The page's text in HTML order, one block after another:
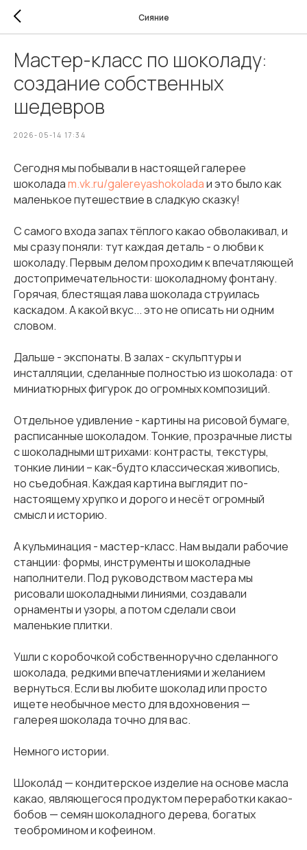
Сияние
Мастер-класс по шоколаду:
создание собственных
шедевров
2026-05-14 17:34
Сегодня мы побывали в настоящей галерее
шоколадаm.vk.ru/galereyashokoladaи это было как
маленькое путешествие в сладкую сказку!
С самого входа запах тёплого какао обволакивал, и
мы сразу поняли: тут каждая деталь - о любви к
шоколаду. Первым делом проходим к впечатляющей
достопримечательности: шоколадному фонтану.
Горячая, блестящая лава шоколада струилась
каскадом. А какой вкус... это не описать ни одним
словом.
Дальше - экспонаты. В залах - скульптуры и
инсталляции, сделанные полностью из шоколада: от
миниатюрных фигурок до огромных композиций.
Отдельное удивление - картины на рисовой бумаге,
расписанные шоколадом. Тонкие, прозрачные листы
с шоколадными штрихами: контрасты, текстуры,
тонкие линии – как-будто классическая живопись,
но съедобная. Каждая картина выглядит по-
настоящему хрупко и дорого и несёт огромный
смысл и историю.
А кульминация - мастер-класс. Нам выдали рабочие
станции: формы, инструменты и шоколадные
наполнители. Под руководством мастера мы
рисовали шоколадными линиями, создавали
орнаменты и узоры, а потом сделали свои
маленькие плитки.
Ушли с коробочкой собственноручно сделанного
шоколада, редкими впечатлениями и желанием
вернуться. Если вы любите шоколад или просто
ищете необычное место для вдохновения —
галерея шоколада точно для вас.
Немного истории.
Шокола́д — кондитерское изделие на основе масла
какао, являющегося продуктом переработки какао-
бобов — семян шоколадного дерева, богатых
теобромином и кофеином.